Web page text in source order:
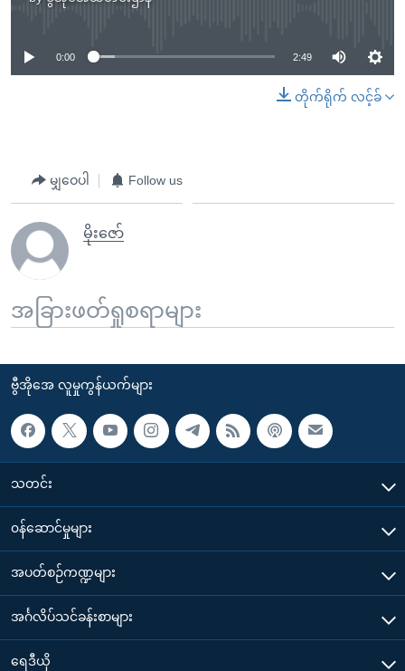
No media source currently available
0:00 2:49
တိုက်ရိုက် လင့်ခ်
မျှဝေပါ Follow us
မိုးဇော်
အခြားဖတ်ရှုစရာများ
ဗွီအိုအေ လူမှုကွန်ယက်များ
သတင်း
၀န်ဆောင်မှုများ
အပတ်စဉ်ကဏ္ဍများ
အင်္ဂလိပ်သင်ခန်းစာများ
ရေဒီယို